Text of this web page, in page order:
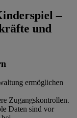
–
und
ermöglichen
Zugangskontrollen.
Daten sind vor